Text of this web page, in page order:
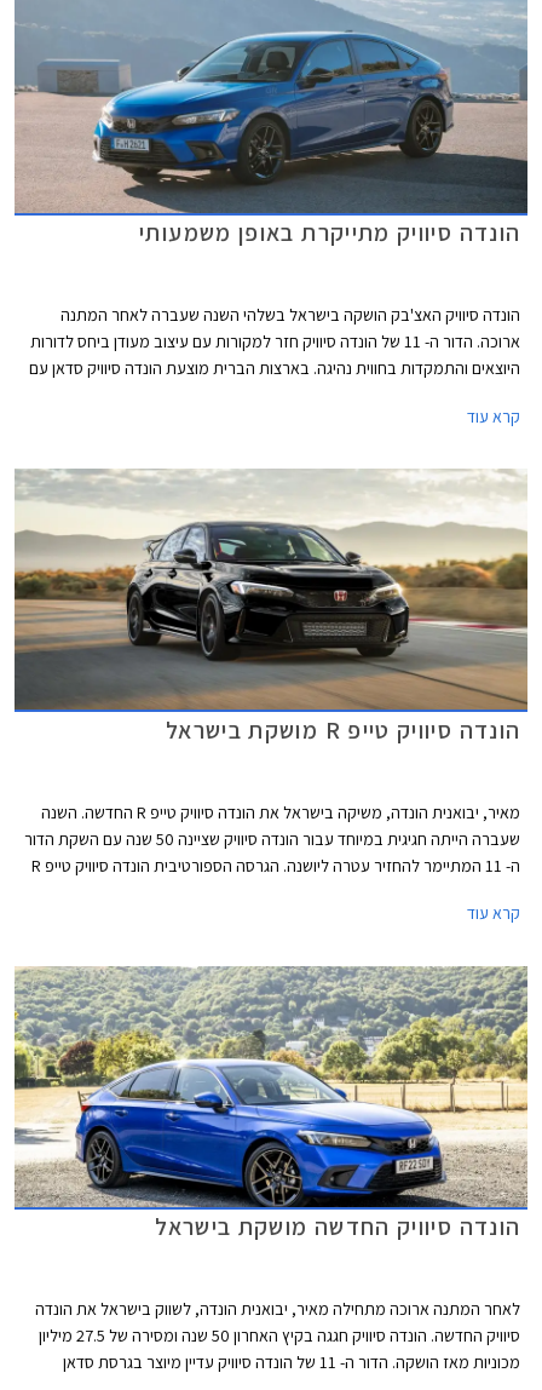
הונדה סיוויק מתייקרת באופן משמעותי
הונדה סיוויק האצ'בק הושקה בישראל בשלהי השנה שעברה לאחר המתנה
ארוכה. הדור ה- 11 של הונדה סיוויק חזר למקורות עם עיצוב מעודן ביחס לדורות
היוצאים והתמקדות בחווית נהיגה. בארצות הברית מוצעת הונדה סיוויק סדאן עם
האצ'בק המשווקת עם יחידת הנעה היברידית בלבד, וזוהי גם הגרסה המשווקת
קרא עוד
הונדה סיוויק טייפ R מושקת בישראל
מאיר, יבואנית הונדה, משיקה בישראל את הונדה סיוויק טייפ R החדשה. השנה
שעברה הייתה חגיגית במיוחד עבור הונדה סיוויק שציינה 50 שנה עם השקת הדור
ה- 11 המתיימר להחזיר עטרה ליושנה. הגרסה הספורטיבית הונדה סיוויק טייפ R
ההילוכים הידנית הקלאסית ומערכת הנעה קדמית, בלי סיוע היברידי ובלי הנעה
ביותר מבין המשפחתיות הקומפקטיות העממיות.
קרא עוד
הונדה סיוויק החדשה מושקת בישראל
לאחר המתנה ארוכה מתחילה מאיר, יבואנית הונדה, לשווק בישראל את הונדה
סיוויק החדשה. הונדה סיוויק חגגה בקיץ האחרון 50 שנה ומסירה של 27.5 מיליון
מכוניות מאז הושקה. הדור ה- 11 של הונדה סיוויק עדיין מיוצר בגרסת סדאן